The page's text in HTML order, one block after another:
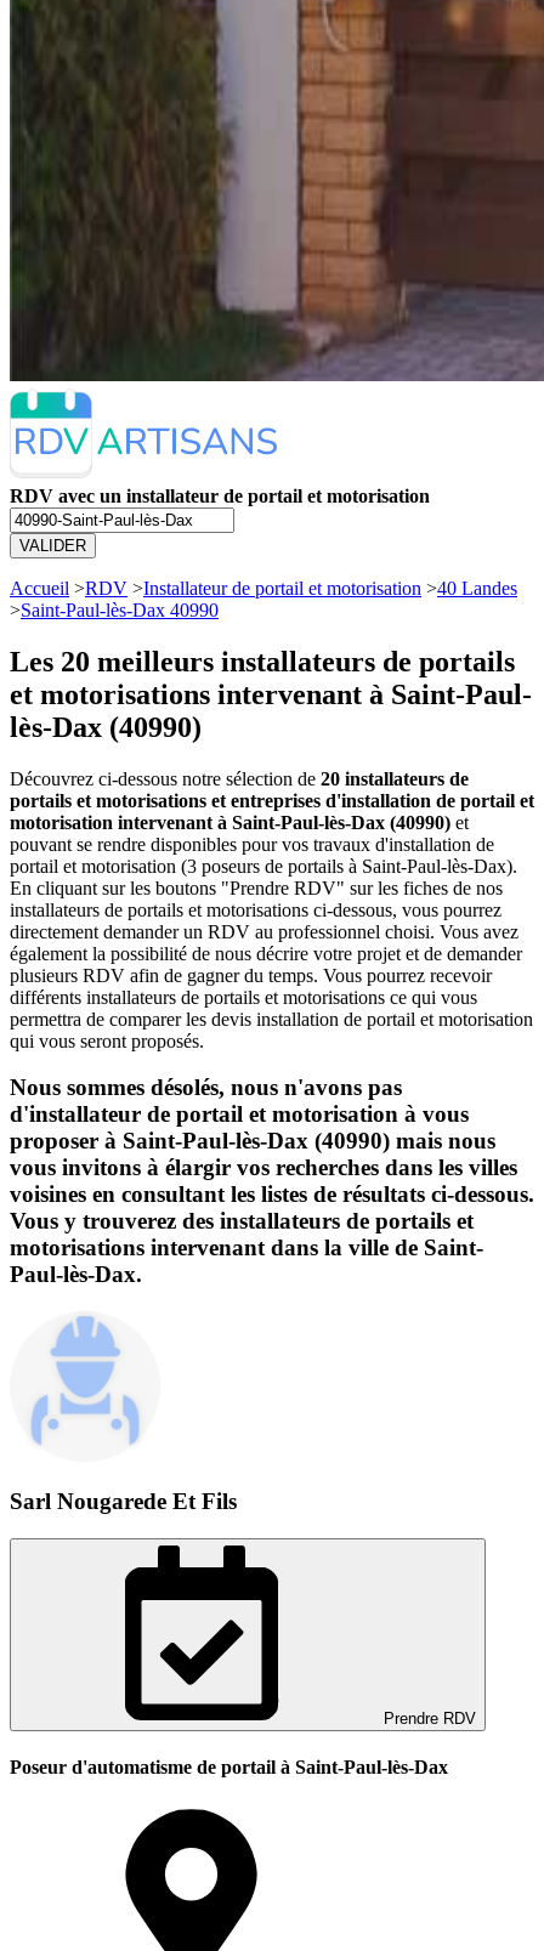
RDV avec un installateur de portail et motorisation
VALIDER
Accueil >RDV >Installateur de portail et motorisation >40 Landes
>Saint-Paul-lès-Dax 40990
Les 20 meilleurs installateurs de portails
et motorisations intervenant à Saint-Paul-
lès-Dax (40990)
Découvrez ci-dessous notre sélection de 20 installateurs de
portails et motorisations et entreprises d'installation de portail et
motorisation intervenant à Saint-Paul-lès-Dax (40990) et
pouvant se rendre disponibles pour vos travaux d'installation de
portail et motorisation (3 poseurs de portails à Saint-Paul-lès-Dax).
En cliquant sur les boutons "Prendre RDV" sur les fiches de nos
installateurs de portails et motorisations ci-dessous, vous pourrez
directement demander un RDV au professionnel choisi. Vous avez
également la possibilité de nous décrire votre projet et de demander
plusieurs RDV afin de gagner du temps. Vous pourrez recevoir
différents installateurs de portails et motorisations ce qui vous
permettra de comparer les devis installation de portail et motorisation
qui vous seront proposés.
Nous sommes désolés, nous n'avons pas
d'installateur de portail et motorisation à vous
proposer à Saint-Paul-lès-Dax (40990) mais nous
vous invitons à élargir vos recherches dans les villes
voisines en consultant les listes de résultats ci-dessous.
Vous y trouverez des installateurs de portails et
motorisations intervenant dans la ville de Saint-
Paul-lès-Dax.
Sarl Nougarede Et Fils
Prendre RDV
Poseur d'automatisme de portail à Saint-Paul-lès-Dax